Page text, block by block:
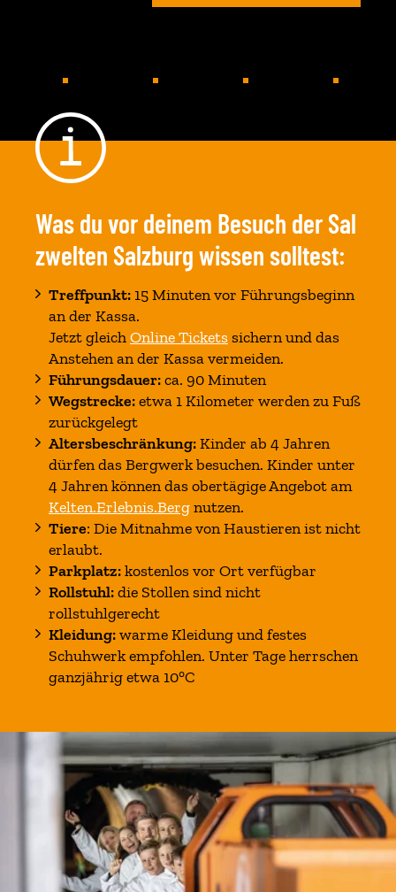
Was du vor deinem Besuch der Sal
zwelten Salzburg wissen solltest:
Treffpunkt:15 Minuten vor Führungsbeginn
an der Kassa.
Jetzt gleichOnline Ticketssichern und das
Anstehen an der Kassa vermeiden.
Führungsdauer:ca. 90 Minuten
Wegstrecke:etwa 1 Kilometer werden zu Fuß
zurückgelegt
Altersbeschränkung:Kinder ab 4 Jahren
dürfen das Bergwerk besuchen. Kinder unter
4 Jahren können das obertägige Angebot am
Kelten.Erlebnis.Bergnutzen.
Tiere: Die Mitnahme von Haustieren ist nicht
erlaubt.
Parkplatz:kostenlos vor Ort verfügbar
Rollstuhl:die Stollen sind nicht
rollstuhlgerecht
Kleidung:warme Kleidung und festes
Schuhwerk empfohlen. Unter Tage herrschen
ganzjährig etwa 10°C